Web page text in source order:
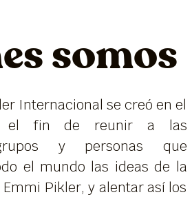
somos
Internacional se creó en el
el fin de reunir a las
y personas que
el mundo las ideas de la
Pikler, y alentar así los